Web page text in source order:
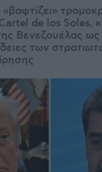
de los Soles,
Βενεζουέλας
των